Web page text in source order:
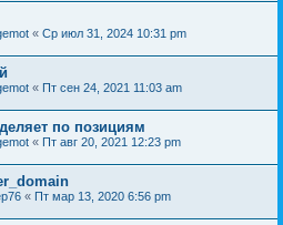
« Ср июл 31, 2024 10:31 pm
« Пт сен 24, 2021 11:03 am
по позициям
« Пт авг 20, 2021 12:23 pm
« Пт мар 13, 2020 6:56 pm